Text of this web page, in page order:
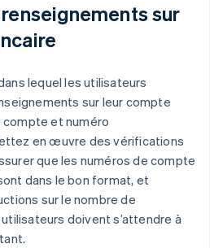
sur
lequel les utilisateurs
sur leur compte
compte et numéro
en œuvre des vérifications
que les numéros de compte
dans le bon format, et
sur le nombre de
doivent s’attendre à